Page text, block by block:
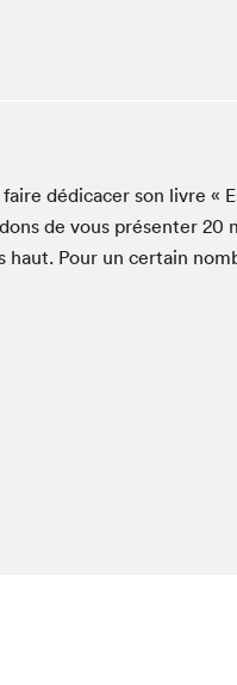
Vitrine
bleu
La
dédi­cac­er son livre «
de vous présen­ter 20
Pour un cer­tain